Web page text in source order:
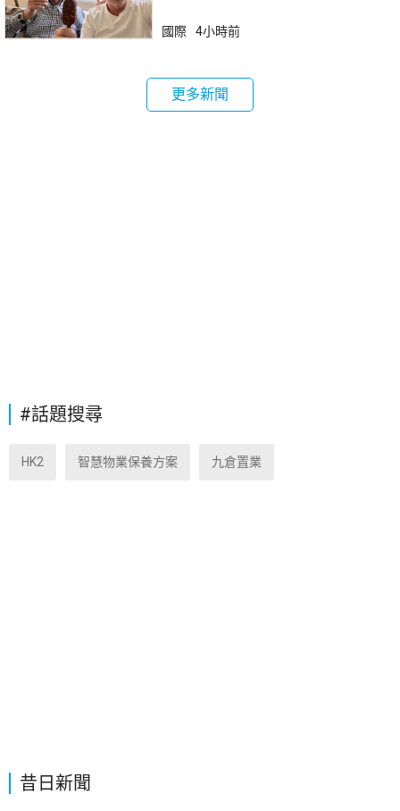
昔日新聞
國際 4小時前
更多新聞
#話題搜尋
HK2 智慧物業保養方案 九倉置業